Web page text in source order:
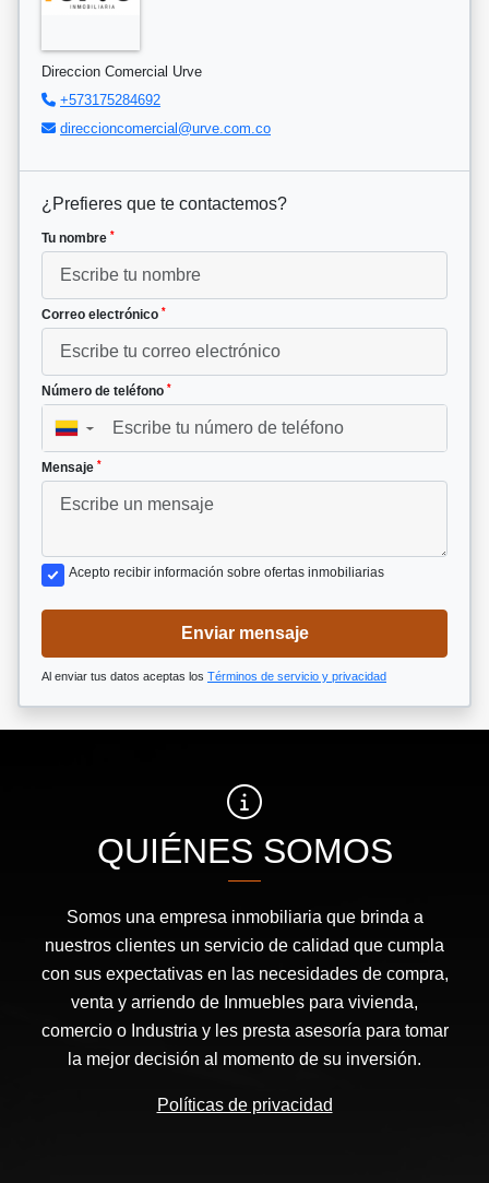
Direccion Comercial Urve
+573175284692
direccioncomercial@urve.com.co
¿Prefieres que te contactemos?
Tu nombre *
Correo electrónico *
Número de teléfono *
▼
Mensaje *
Acepto recibir información sobre ofertas inmobiliarias
Enviar mensaje
Al enviar tus datos aceptas los Términos de servicio y privacidad
QUIÉNES SOMOS
Somos una empresa inmobiliaria que brinda a
nuestros clientes un servicio de calidad que cumpla
con sus expectativas en las necesidades de compra,
venta y arriendo de Inmuebles para vivienda,
comercio o Industria y les presta asesoría para tomar
la mejor decisión al momento de su inversión.
Políticas de privacidad